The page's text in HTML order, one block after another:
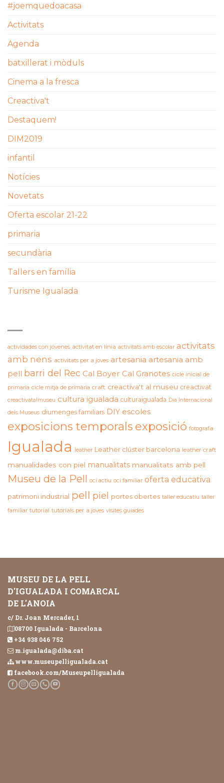
#joemquedoacasa
Activitats
Agenda
batxillerat i mòduls
Cinema a la fresca
Creactiva't
Destaquem!
DIM2019
infantil
Notícies
Novetats
Oferta escolar 21-22
primaria
secundària
Tallers en família
Turisme Igualada
actividades con jóvenes activitat en línia activitats amb escolar activitats
amb nens activitats per a joves artesania artesania amb
pell barri del Rec Cal Boyer Cal Granotes cicle inicial de
primaria cicle mitjà de primària craft creactiva't al museu creactivat
creactivatalmuseu cultura igualada culturaigualada Dia Internacional
dels Museus diumenges familiars DIY escoles
exposicions temporals exposició fotografia
Igualada leather Leather clúster barcelona leather craft
manualidades con piel manualitats manualitats amb pell
Museu de la Pell oci actiu oci familiar oferta educativa
patrimoni industrial pell piel portes obertes taller educatiu taller
familiar tutorial tutorials per a joves visites guiades
MUSEU DE LA PELL
D'IGUALADA I COMARCAL
DE L'ANOIA
c/ Dr. Joan Mercader, 1
08700 Igualada - Barcelona
+34 938 046 752
m.igualada@diba.cat
www.museupelligualada.cat
facebook.com/Museupelligualada